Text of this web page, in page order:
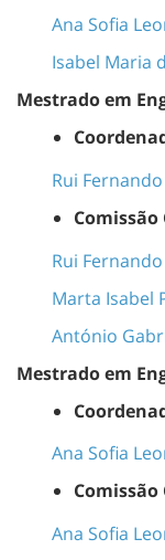
Ana Sofia
Isabel Maria
Mestrado em
Rui
Rui
Marta Isabel
António
Mestrado em
Ana Sofia
Ana Sofia